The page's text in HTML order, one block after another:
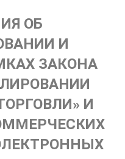
ОБ
И
ЗАКОНА
И